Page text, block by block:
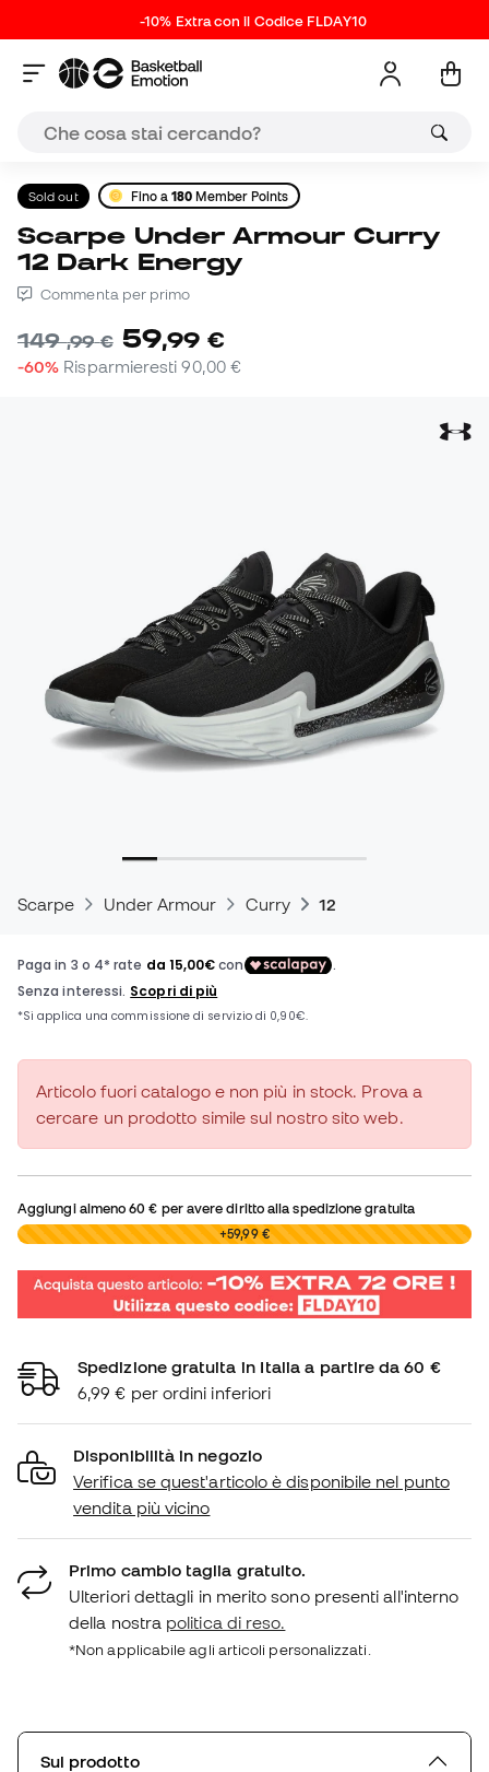
-10% Extra con il Codice FLDAY10
Sold out Fino a180 Member Points
Scarpe Under Armour Curry
12 Dark Energy
Commenta per primo
149,99 € 59,99 €
-60% Risparmieresti90,00 €
Scarpe Under Armour Curry 12
Articolo fuori catalogo e non più in stock. Prova a
cercare un prodotto simile sul nostro sito web.
Aggiungi almeno60 € per avere diritto alla spedizione gratuita
0,00 € +59,99 €
Spedizione gratuita in Italia a partire da 60 €
6,99 € per ordini inferiori
Disponibilità in negozio
Verifica se quest'articolo è disponibile nel punto
vendita più vicino
Primo cambio taglia gratuito.
Ulteriori dettagli in merito sono presenti all'interno
della nostra politica di reso.
*Non applicabile agli articoli personalizzati.
Sul prodotto